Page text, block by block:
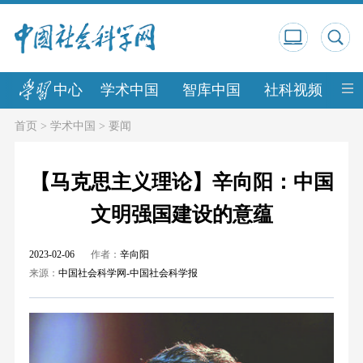
中心 学术中国 智库中国 社科视频 中
首页> 学术中国 > 要闻
【马克思主义理论】辛向阳：中国
文明强国建设的意蕴
2023-02-06 作者： 辛向阳
来源： 中国社会科学网-中国社会科学报